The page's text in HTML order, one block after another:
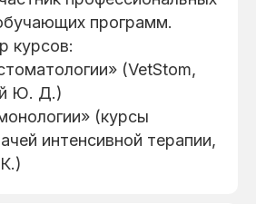
программ.
курсов:
(VetStom,
Ю. Д.)
(курсы
интенсивной терапии,